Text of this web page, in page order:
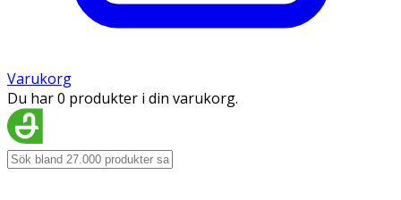
Varukorg
Du har 0 produkter i din varukorg.